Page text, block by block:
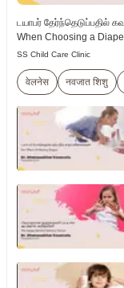
டயாபர் தேர்ந்தெடுப்பதில்
When Choosing a
SS Child Care Clinic
वेलनेस नवजात शिशु